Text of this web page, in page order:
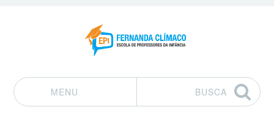
MENU
BUSCA